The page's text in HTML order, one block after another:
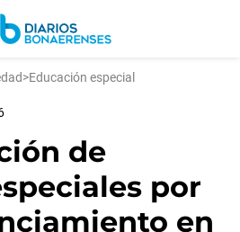
>Educación especial
de
por
en